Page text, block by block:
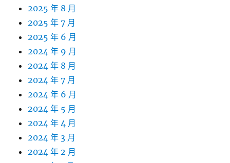
2025 年 8 月
2025 年 7 月
2025 年 6 月
2024 年 9 月
2024 年 8 月
2024 年 7 月
2024 年 6 月
2024 年 5 月
2024 年 4 月
2024 年 3 月
2024 年 2 月